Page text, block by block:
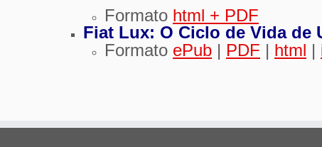
Formato html + PDF
Fiat Lux: O Ciclo de Vida de
Formato ePub | PDF | html |